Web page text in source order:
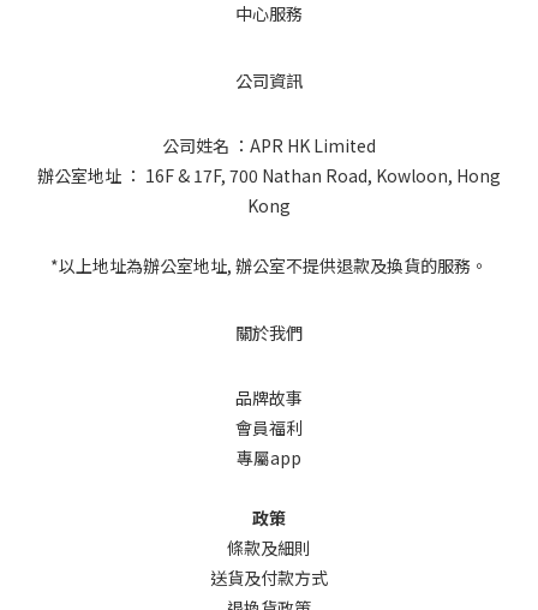
中心服務
公司資訊
公司姓名 ：APR HK Limited
辦公室地址 ： 16F & 17F, 700 Nathan Road, Kowloon, Hong
Kong
*以上地址為辦公室地址, 辦公室不提供退款及換貨的服務。
關於我們
品牌故事
會員福利
專屬app
政策
條款及細則
送貨及付款方式